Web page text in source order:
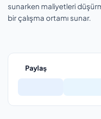
sunarken maliyetleri
bir çalışma ortamı sunar.
Paylaş